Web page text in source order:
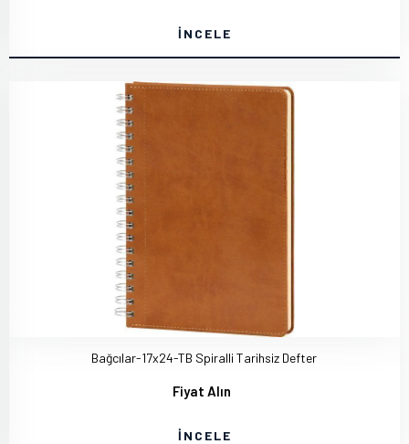
İNCELE
Bağcılar-17x24-TB Spiralli Tarihsiz Defter
Fiyat Alın
İNCELE